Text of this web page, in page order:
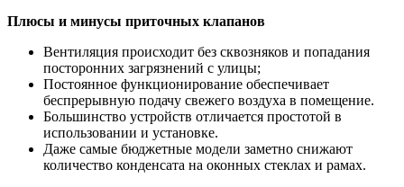
Плюсы и минусы приточных клапанов
Вентиляция происходит без сквозняков и попадания
посторонних загрязнений с улицы;
Постоянное функционирование обеспечивает
беспрерывную подачу свежего воздуха в помещение.
Большинство устройств отличается простотой в
использовании и установке.
Даже самые бюджетные модели заметно снижают
количество конденсата на оконных стеклах и рамах.